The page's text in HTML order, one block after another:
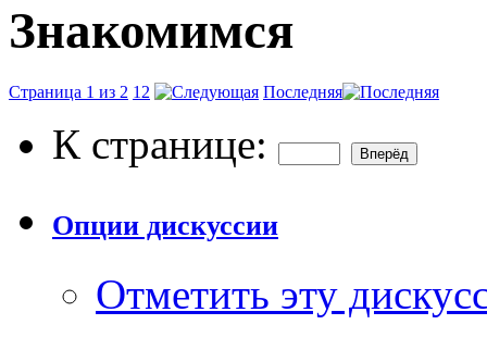
Знакомимся
Страница 1 из 2 12 Последняя
К странице:
Опции дискуссии
Отметить эту